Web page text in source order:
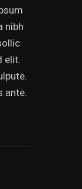
nibh
elit.
ante.